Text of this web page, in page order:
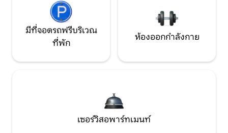
มีที่จอดรถฟรีบริเวณ
ที่พัก
ห้องออกกำลังกาย
เซอร์วิสอพาร์ทเมนท์